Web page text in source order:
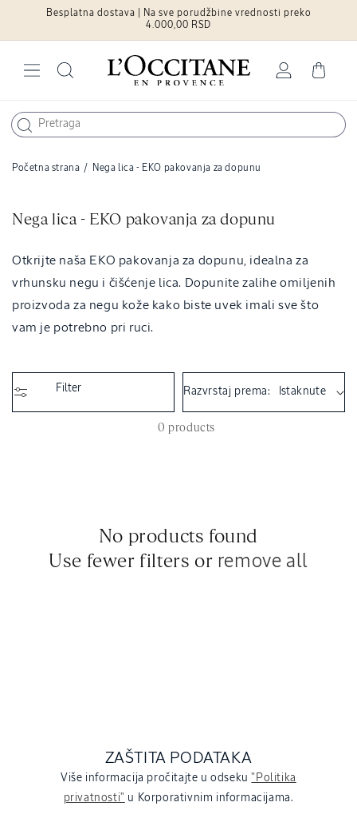
Pređite naBesplatna dostava | Na sve porudžbine vrednosti preko
4.000,00 RSD
in
Cart
Početna strana / Nega lica - EKO pakovanja za dopunu
C
l
l
e
c
o
Nega lica - EKO pakovanja za dopunu
Otkrijte naša EKO pakovanja za dopunu, idealna za
vrhunsku negu i čišćenje lica. Dopunite zalihe omiljenih
proizvoda za negu kože kako biste uvek imali sve što
vam je potrebno pri ruci.
Filter Razvrstaj prema:
0 products
No products found
Use fewer filters or remove all
ZAŠTITA PODATAKA
Više informacija pročitajte u odseku"Politika
privatnosti" u Korporativnim informacijama.